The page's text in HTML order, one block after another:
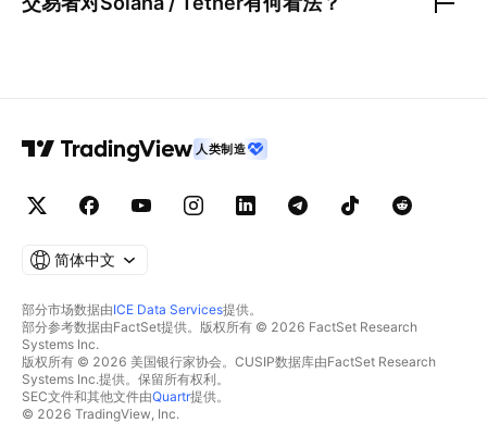
人类制造
简体中文
部分市场数据由ICE Data Services提供。
部分参考数据由FactSet提供。版权所有 © 2026 FactSet Research
Systems Inc.
版权所有 © 2026 美国银行家协会。CUSIP数据库由FactSet Research
Systems Inc.提供。保留所有权利。
SEC文件和其他文件由Quartr提供。
© 2026 TradingView, Inc.